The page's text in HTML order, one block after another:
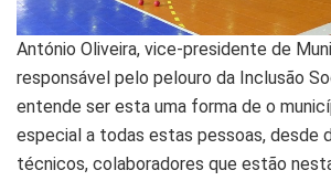
António Oliveira, vice-presidente de
responsável pelo pelouro da Inclusão
entende ser esta uma forma de o
especial a todas estas pessoas, desde
técnicos, colaboradores que estão